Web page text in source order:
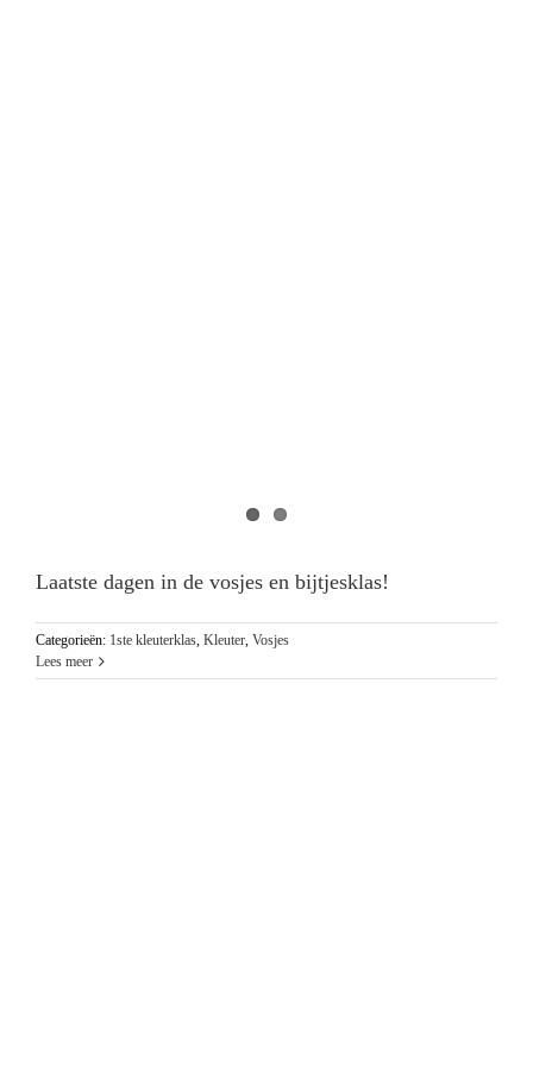
Laatste dagen in de vosjes en bijtjesklas!
Categorieën: 1ste kleuterklas Kleuter Vosjes
Lees meer